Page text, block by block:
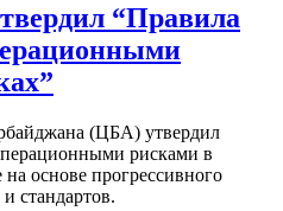
“Правила
(ЦБА) утвердил
рисками в
на основе прогрессивного
стандартов.